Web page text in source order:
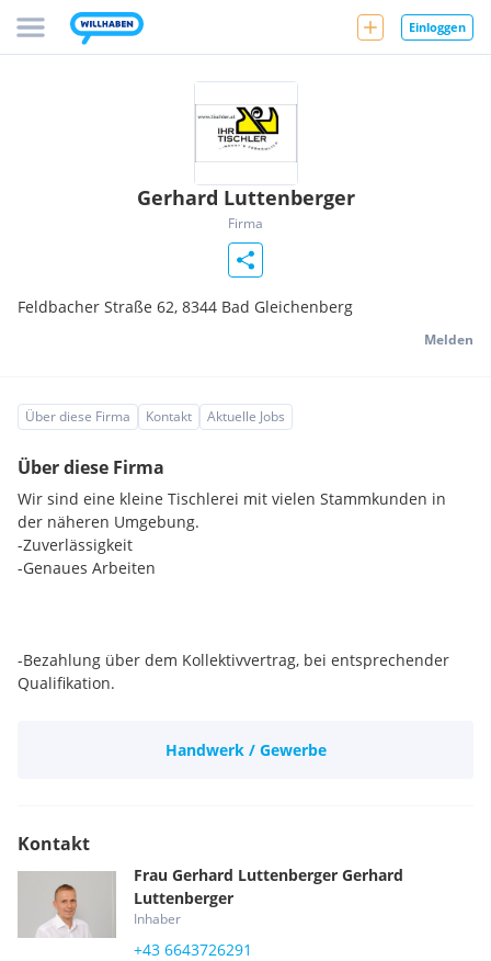
Einloggen
Gerhard Luttenberger
Firma
Feldbacher Straße 62, 8344 Bad Gleichenberg
Melden
Über diese Firma Kontakt Aktuelle Jobs
Über diese Firma
Wir sind eine kleine Tischlerei mit vielen Stammkunden in
der näheren Umgebung.
-Zuverlässigkeit
-Genaues Arbeiten
-Bezahlung über dem Kollektivvertrag, bei entsprechender
Qualifikation.
-Familiäres BetriebsklimaHandwerk / Gewerbe
Kontakt
Frau Gerhard Luttenberger Gerhard
Luttenberger
Inhaber
+43 6643726291